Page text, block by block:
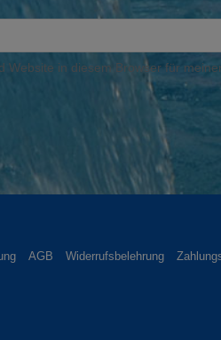
Website in diesem Browser für
AGB Widerrufsbelehrung